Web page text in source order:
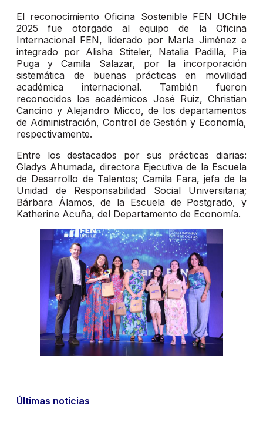
El reconocimiento Oficina Sostenible FEN UChile
2025 fue otorgado al equipo de la Oficina
Internacional FEN, liderado por María Jiménez e
integrado por Alisha Stiteler, Natalia Padilla, Pía
Puga y Camila Salazar, por la incorporación
sistemática de buenas prácticas en movilidad
académica internacional. También fueron
reconocidos los académicos José Ruiz, Christian
Cancino y Alejandro Micco, de los departamentos
de Administración, Control de Gestión y Economía,
respectivamente.
Entre los destacados por sus prácticas diarias:
Gladys Ahumada, directora Ejecutiva de la Escuela
de Desarrollo de Talentos; Camila Fara, jefa de la
Unidad de Responsabilidad Social Universitaria;
Bárbara Álamos, de la Escuela de Postgrado, y
Katherine Acuña, del Departamento de Economía.
Últimas noticias